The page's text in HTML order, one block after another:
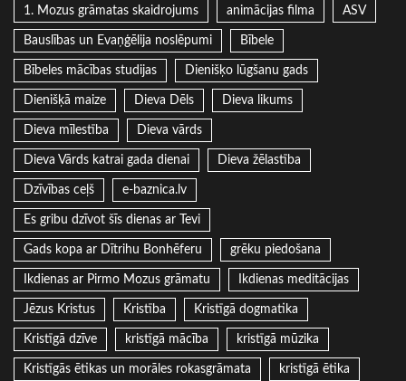
1. Mozus grāmatas skaidrojums animācijas filma ASV
Bauslības un Evaņģēlija noslēpumi Bībele
Bībeles mācības studijas Dienišķo lūgšanu gads
Dienišķā maize Dieva Dēls Dieva likums
Dieva mīlestība Dieva vārds
Dieva Vārds katrai gada dienai Dieva žēlastība
Dzīvības ceļš e-baznica.lv
Es gribu dzīvot šīs dienas ar Tevi
Gads kopa ar Dītrihu Bonhēferu grēku piedošana
Ikdienas ar Pirmo Mozus grāmatu Ikdienas meditācijas
Jēzus Kristus Kristība Kristīgā dogmatika
Kristīgā dzīve kristīgā mācība kristīgā mūzika
Kristīgās ētikas un morāles rokasgrāmata kristīgā ētika